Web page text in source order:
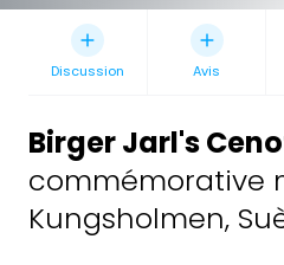
Discussion Avis
Birger Jarl's
commémorative
Kungsholmen,